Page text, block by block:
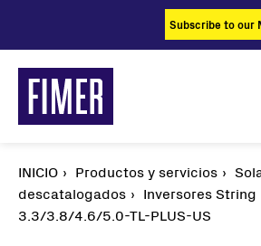
principal
Subscribe to our
INICIO Productos y servicios
descatalogados
Inversores String
3.3/3.8/4.6/5.0-TL-PLUS-US